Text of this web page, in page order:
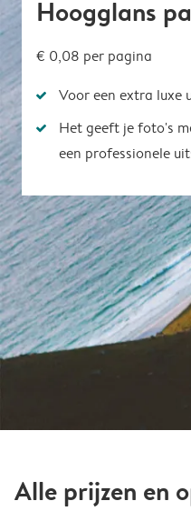
Hoogglans
€ 0,08 per pagina
Voor een extra luxe
Het geeft je foto's
een professionele
Alle prijzen en